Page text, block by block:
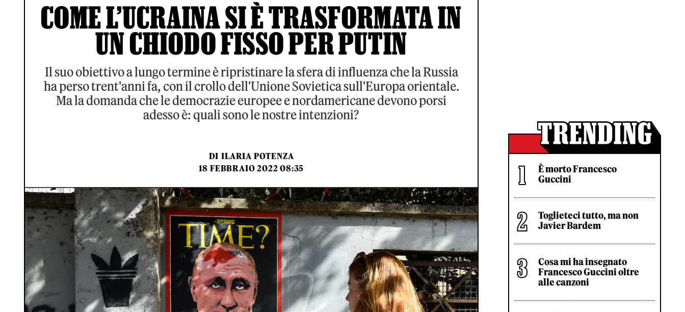
COME L’UCRAINA SI È TRASFORMATA IN
UN CHIODO FISSO PER PUTIN
Il suo obiettivo a lungo termine è ripristinare la sfera di influenza che la Russia
ha perso trent'anni fa, con il crollo dell'Unione Sovietica sull'Europa orientale.
Ma la domanda che le democrazie europee e nordamericane devono porsi
adesso è: quali sono le nostre intenzioni?
DI ILARIA POTENZA
18 FEBBRAIO 2022 08:35
È morto Francesco
Guccini
Toglieteci tutto, ma non
Javier Bardem
Cosa mi ha insegnato
Francesco Guccini oltre
alle canzoni